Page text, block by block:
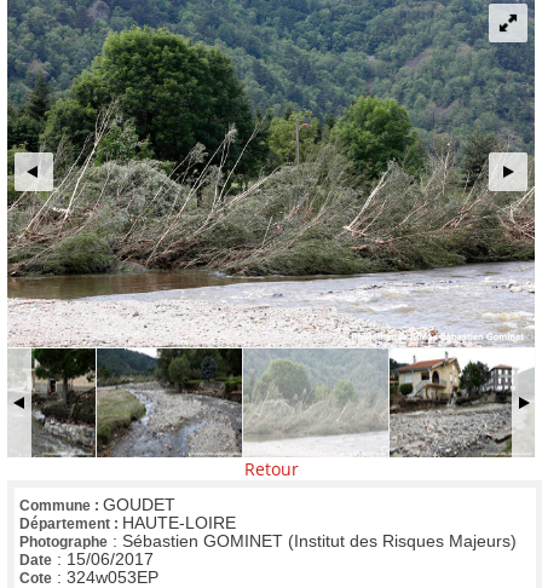
Retour
Commune : GOUDET
Département : HAUTE-LOIRE
Photographe : Sébastien GOMINET (Institut des Risques Majeurs)
Date : 15/06/2017
Cote : 324w053EP